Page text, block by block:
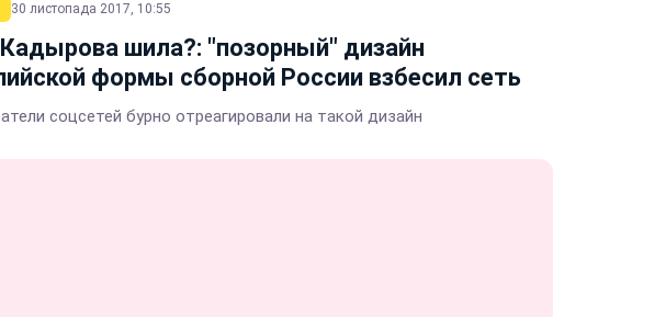
30 листопада 2017, 10:55
шила?: "позорный" дизайн
формы сборной России взбесил сеть
соцсетей бурно отреагировали на такой дизайн